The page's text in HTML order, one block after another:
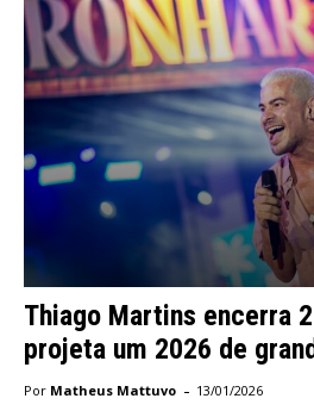
Thiago Martins encerra
projeta um 2026 de
Por Matheus Mattuvo - 13/01/2026